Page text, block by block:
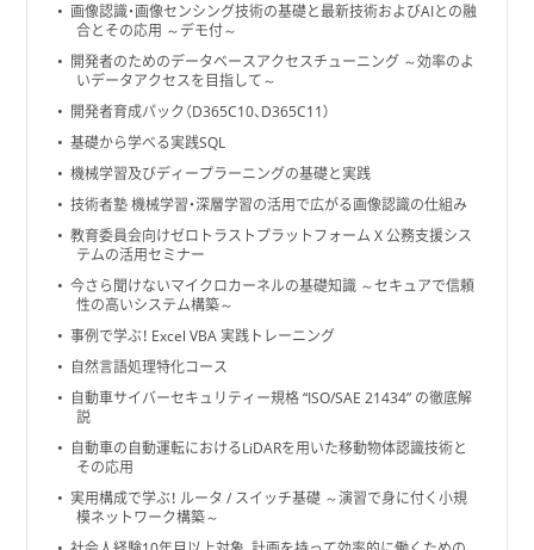
画像認識・画像センシング技術の基礎と最新技術およびAIとの融
合とその応用 ～デモ付～
開発者のためのデータベースアクセスチューニング ～効率のよ
いデータアクセスを目指して～
開発者育成パック（D365C10、D365C11）
基礎から学べる実践SQL
機械学習及びディープラーニングの基礎と実践
技術者塾 機械学習・深層学習の活用で広がる画像認識の仕組み
教育委員会向けゼロトラストプラットフォーム X 公務支援シス
テムの活用セミナー
今さら聞けないマイクロカーネルの基礎知識 ～セキュアで信頼
性の高いシステム構築～
事例で学ぶ！ Excel VBA 実践トレーニング
自然言語処理特化コース
自動車サイバーセキュリティー規格 “ISO/SAE 21434” の徹底解
説
自動車の自動運転におけるLiDARを用いた移動物体認識技術と
その応用
実用構成で学ぶ！ ルータ / スイッチ基礎 ～演習で身に付く小規
模ネットワーク構築～